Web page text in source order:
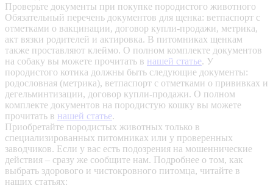
Проверьте документы при покупке породистого животного
Обязательный перечень документов для щенка: ветпаспорт с
отметками о вакцинации, договор купли-продажи, метрика,
акт вязки родителей и актировка. В питомниках щенкам
также проставляют клеймо. О полном комплекте документов
на собаку вы можете прочитать в нашей статье. У
породистого котика должны быть следующие документы:
родословная (метрика), ветпаспорт с отметками о прививках и
дегельминтизации, договор купли-продажи. О полном
комплекте документов на породистую кошку вы можете
прочитать в нашей статье.
Приобретайте породистых животных только в
специализированных питомниках или у проверенных
заводчиков. Если у вас есть подозрения на мошеннические
действия – сразу же сообщите нам. Подробнее о том, как
выбрать здорового и чистокровного питомца, читайте в
наших статьях: